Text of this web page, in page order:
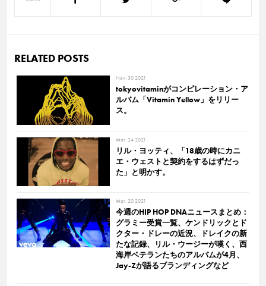
RELATED POSTS
Nov. 30 2021
tokyovitaminがコンピレーション・ア
ルバム「Vitamin Yellow」をリリー
ス。
Mar. 24 2021
リル・ヨッティ、「18歳の時にカニ
エ・ウェストと契約をするはずだっ
た」と明かす。
Mar. 20 2021
今週のHIP HOP DNAニュースまとめ：
グラミー受賞一覧、ケンドリックとド
クター・ドレーの近況、ドレイクの新
たな記録、リル・ウージーが嘆く、西
海岸ベテランたちのアルバムが4月、
Jay-Zが語るブランディングなど